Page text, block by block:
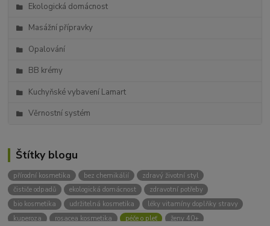
Ekologická domácnost
Masážní přípravky
Opalování
BB krémy
Kuchyňské vybavení Lamart
Věrnostní systém
Štítky blogu
přírodní kosmetika bez chemikálií
zdravý životní styl
čističe odpadů
ekologická domácnost
zdravotní potřeby
bio kosmetika
udržitelná kosmetika
léky vitamíny doplňky stravy
kuperoza
rosacea kosmetika péče o pleť
ženy 40+